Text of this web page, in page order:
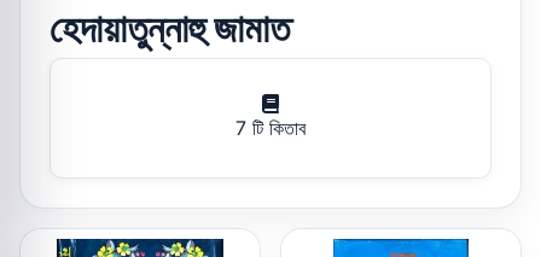
হেদায়াতুন্নাহু জামাত
7 টি কিতাব